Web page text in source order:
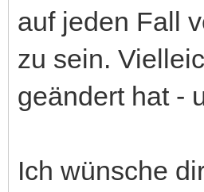
auf jeden Fall
zu sein.
geändert hat -
Ich wünsche